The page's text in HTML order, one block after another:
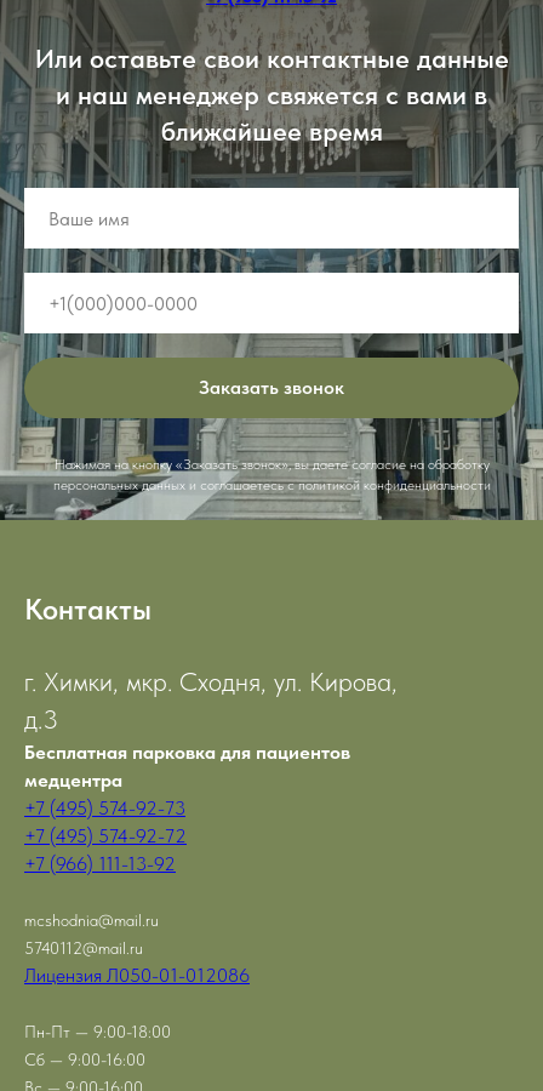
Или оставьте свои контактные данные
и наш менеджер свяжется с вами в
ближайшее время
Заказать звонок
Нажимая на кнопку «Заказать звонок», вы даете согласие на обработку
персональных данных и соглашаетесь c политикой конфиденциальности
Контакты
г. Химки, мкр. Сходня, ул. Кирова,
д.3
Бесплатная парковка для пациентов
медцентра
+7 (495) 574-92-73
+7 (495) 574-92-72
+7 (966) 111-13-92
mcshodnia@mail.ru
5740112@mail.ru
Лицензия Л050-01-012086
Пн-Пт — 9:00-18:00
Сб — 9:00-16:00